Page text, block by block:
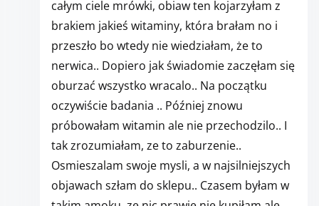
całym ciele mrówki, obiaw ten kojarzyłam z
brakiem jakieś witaminy, która brałam no i
przeszło bo wtedy nie wiedziałam, że to
nerwica.. Dopiero jak świadomie zaczęłam się
oburzać wszystko wracalo.. Na początku
oczywiście badania .. Później znowu
próbowałam witamin ale nie przechodzilo.. I
tak zrozumiałam, ze to zaburzenie..
Osmieszalam swoje mysli, a w najsilniejszych
objawach szłam do sklepu.. Czasem byłam w